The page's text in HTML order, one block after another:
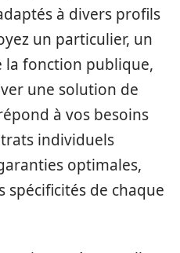
à divers profils
un particulier, un
la fonction publique,
une solution de
à vos besoins
individuels
optimales,
spécificités de chaque